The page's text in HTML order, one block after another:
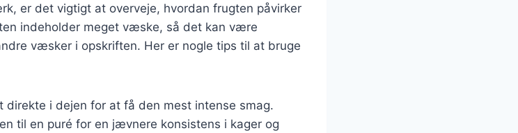
er det vigtigt at overveje, hvordan frugten påvirker
indeholder meget væske, så det kan være
væsker i opskriften. Her er nogle tips til at bruge
direkte i dejen for at få den mest intense smag.
til en puré for en jævnere konsistens i kager og